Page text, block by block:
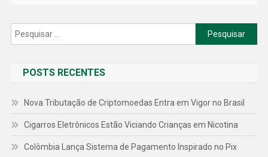
Pesquisar
por:
POSTS RECENTES
Nova Tributação de Criptomoedas Entra em Vigor no Brasil
Cigarros Eletrônicos Estão Viciando Crianças em Nicotina
Colômbia Lança Sistema de Pagamento Inspirado no Pix